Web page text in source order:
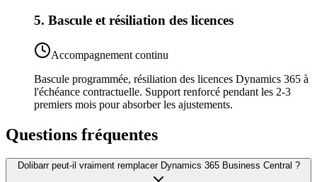
5. Bascule et résiliation des licences
Accompagnement continu
Bascule programmée, résiliation des licences Dynamics 365 à
l'échéance contractuelle. Support renforcé pendant les 2-3
premiers mois pour absorber les ajustements.
Questions fréquentes
Dolibarr peut-il vraiment remplacer Dynamics 365 Business Central ?